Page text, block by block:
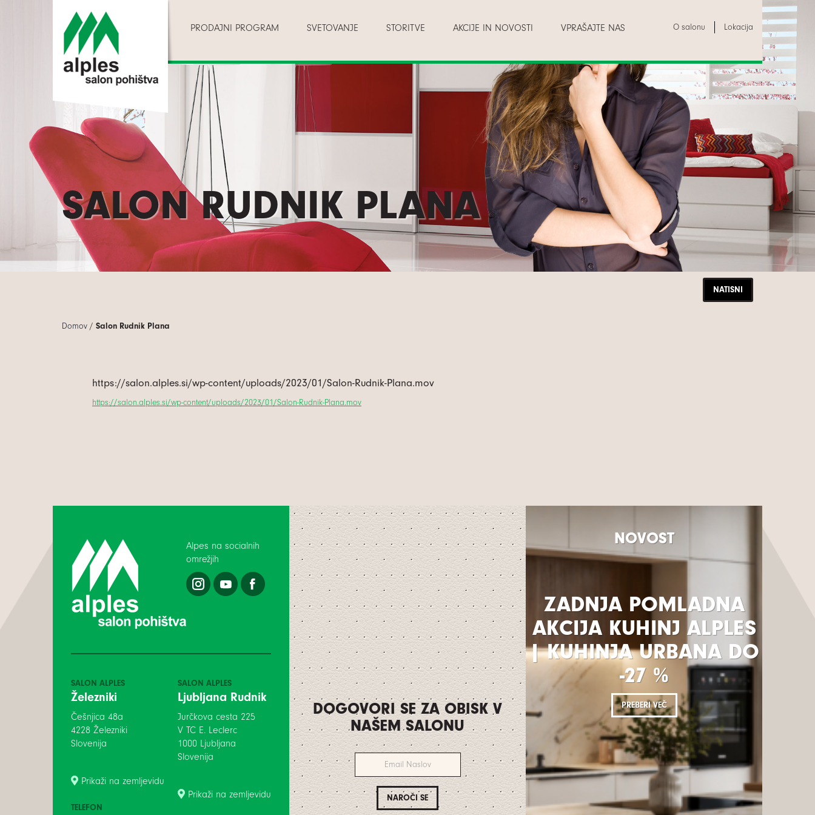
PRODAJNI PROGRAM SVETOVANJE STORITVE AKCIJE IN NOVOSTI VPRAŠAJTE NAS O salonu Lokacija
SALON RUDNIK PLANA
NATISNI
Domov / Salon Rudnik Plana
https://salon.alples.si/wp-content/uploads/2023/01/Salon-Rudnik-Plana.mov
https://salon.alples.si/wp-content/uploads/2023/01/Salon-Rudnik-Plana.mov
Alpes na socialnih
omrežjih
SALON ALPLES
Železniki
Češnjica 48a
4228 Železniki
Slovenija
Prikaži na zemljevidu
TELEFON
SALON ALPLES
Ljubljana Rudnik
Jurčkova cesta 225
V TC E. Leclerc
1000 Ljubljana
Slovenija
Prikaži na zemljevidu
DOGOVORI SE ZA OBISK V
NAŠEM SALONU
NOVOST
ZADNJA POMLADNA
AKCIJA KUHINJ ALPLES
| KUHINJA URBANA DO
-27 %
PREBERI VEČ